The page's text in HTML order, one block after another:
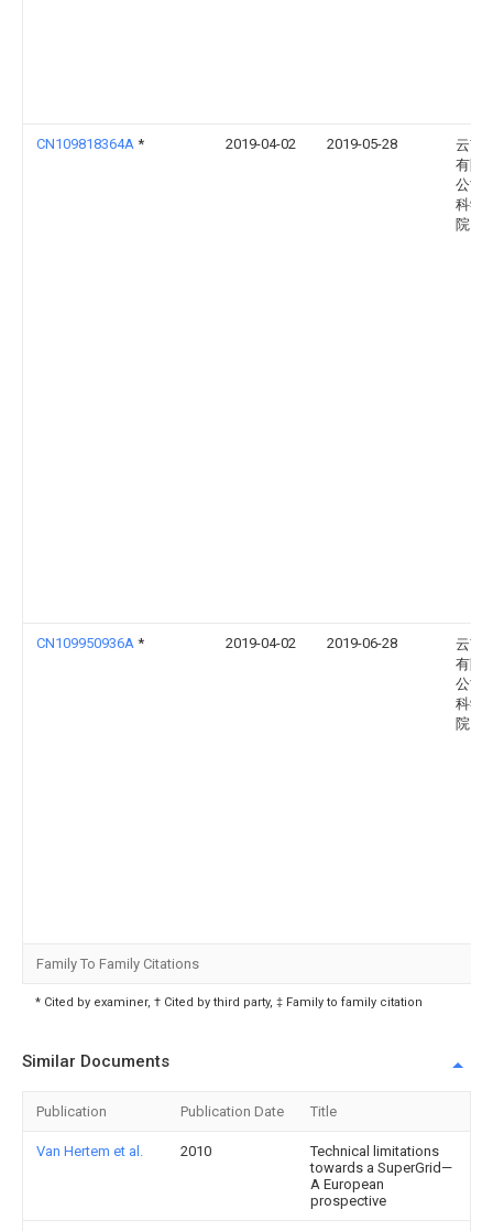
CN109818364A * 2019-04-02 2019-05-28
云南
有限
公司
科学
院
CN109950936A * 2019-04-02 2019-06-28
云南
有限
公司
科学
院
Family To Family Citations
* Cited by examiner, † Cited by third party, ‡ Family to family citation
Similar Documents
Publication Publication Date Title
Van Hertem et al. 2010
Technical limitations
towards a SuperGrid—
A European
prospective